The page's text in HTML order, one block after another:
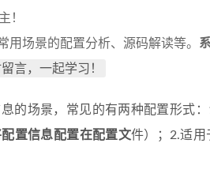
！
场景的配置分析、源码解读等。
言，一起学习！
的场景，常见的有两种配置形式
置信息配置在配置文件）；2.适用